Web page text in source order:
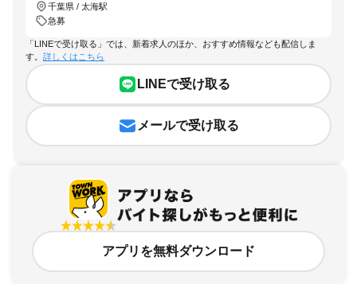
千葉県 / 太海駅
急募
「LINEで受け取る」では、新着求人のほか、おすすめ情報なども配信しま
す。 詳しくはこちら
LINEで受け取る
メールで受け取る
アプリを無料ダウンロード